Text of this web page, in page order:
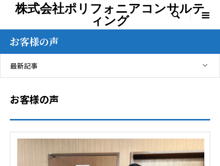
株式会社ポリフォニアコンサルテ
ィング

お客様の声
最新記事
お客様の声